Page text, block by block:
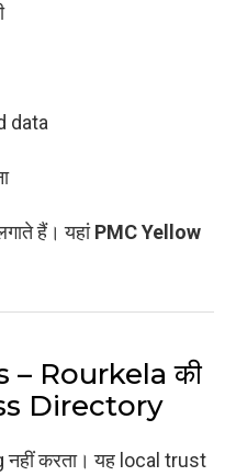
data
हैं। यहांPMC Yellow
– Rourkela की
Directory
नहीं करता। यह local trust